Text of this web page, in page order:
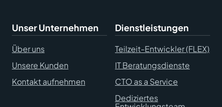
Unser Unternehmen
Über uns
Unsere Kunden
Kontakt aufnehmen
Dienstleistungen
Teilzeit-Entwickler (FLEX)
IT Beratungsdienste
CTO as a Service
Dediziertes